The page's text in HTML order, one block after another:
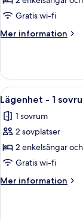
-
1
sovrum
adults)
Gratis wi-fi
Mer information
Mer
-
sovrum
adults)
Öppna
alla
foton
för
Lägenhet
-
1
sovrum
adults)
12
Lägenhet - 1
1 sovrum
2 sovplatser
2 enkelsängar
Gratis wi-fi
Mer information
Mer